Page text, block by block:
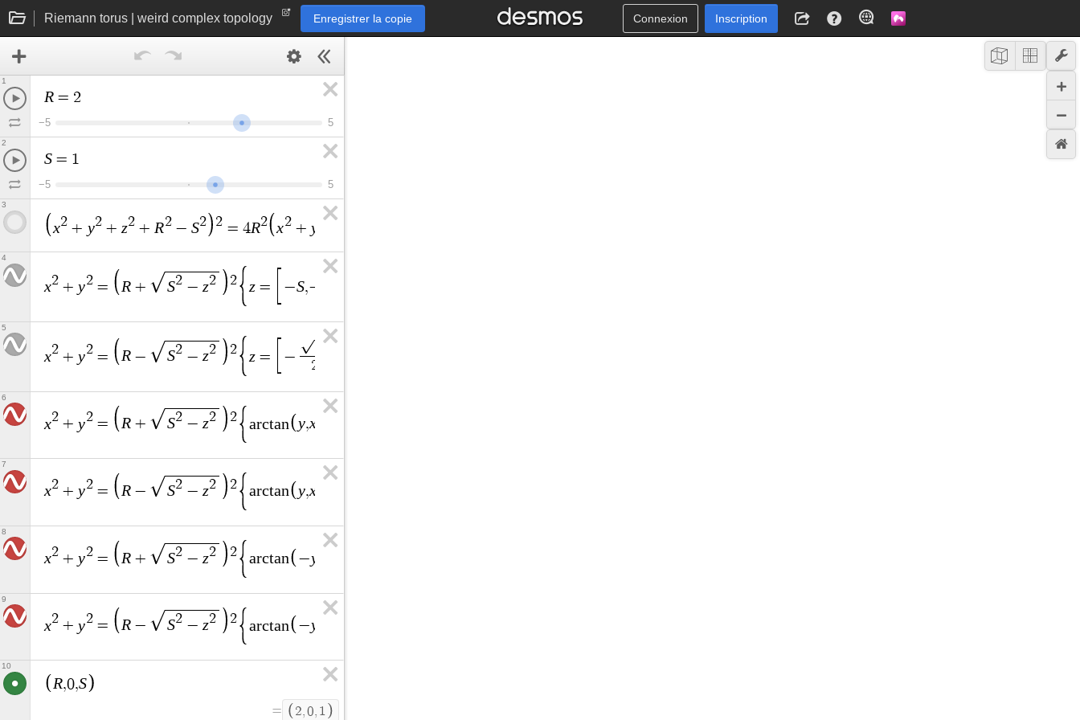
Riemann torus | weird complex topology Enregistrer la copie Connexion Inscription
R = 2
−5 5
1
S = 1
−5 5
2
x2 + y2 + z2 + R2 − S2 2 = 4R2 x2 + y 2
3
x2 + y2 = R + S2 − z2 2 z = −S,−
4
x2 + y2 = R − S2 − z2 2 z = −
2
5
x2 + y2 = R + S2 − z2 2 arctan y,x
6
x2 + y2 = R − S2 − z2 2 arctan y,x
7
x2 + y2 = R + S2 − z2 2 arctan −y
8
x2 + y2 = R − S2 − z2 2 arctan −y
9
R,0,S
= 2,0, 1
10